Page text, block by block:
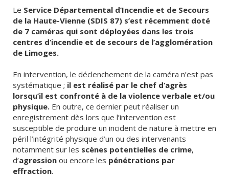
Le Service Départemental d’Incendie et de Secours
de la Haute-Vienne (SDIS 87) s’est récemment doté
de 7 caméras qui sont déployées dans les trois
centres d’incendie et de secours de l’agglomération
de Limoges.
En intervention, le déclenchement de la caméra n’est pas
systématique ; il est réalisé par le chef d’agrès
lorsqu’il est confronté à de la violence verbale et/ou
physique. En outre, ce dernier peut réaliser un
enregistrement dès lors que l’intervention est
susceptible de produire un incident de nature à mettre en
péril l’intégrité physique d’un ou des intervenants
notamment sur les scènes potentielles de crime,
d’agression ou encore les pénétrations par
effraction.